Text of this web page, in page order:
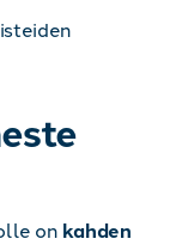
on kahden